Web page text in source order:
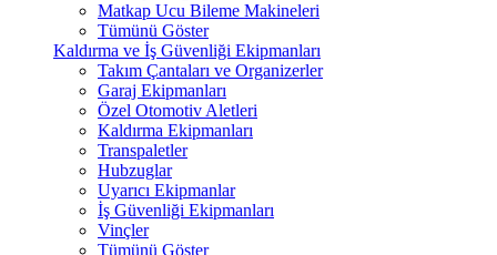
Matkap Ucu Bileme Makineleri
Tümünü Göster
Kaldırma ve İş Güvenliği Ekipmanları
Takım Çantaları ve Organizerler
Garaj Ekipmanları
Özel Otomotiv Aletleri
Kaldırma Ekipmanları
Transpaletler
Hubzuglar
Uyarıcı Ekipmanlar
İş Güvenliği Ekipmanları
Vinçler
Tümünü Göster